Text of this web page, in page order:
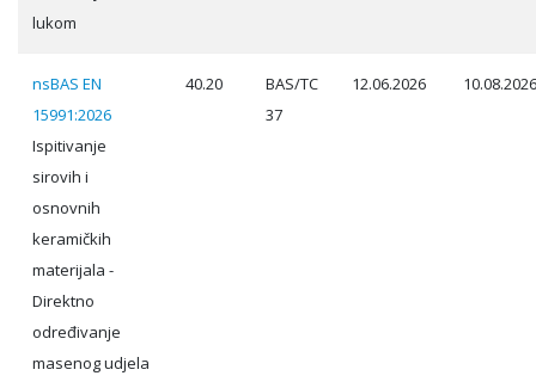
lukom
nsBAS EN
15991:2026
Ispitivanje
sirovih i
osnovnih
keramičkih
materijala -
Direktno
određivanje
masenog udjela
40.20
BAS/TC
37
12.06.2026 10.08.2026